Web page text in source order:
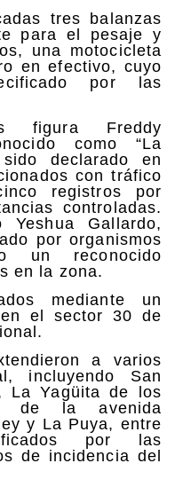
tres balanzas
para el pesaje y
una motocicleta
en efectivo, cuyo
por las
figura Freddy
como “La
declarado en
con tráfico
registros por
controladas.
Yeshua Gallardo,
por organismos
un reconocido
en la zona.
mediante un
el sector 30 de
a varios
incluyendo San
La Yagüita de los
de la avenida
y La Puya, entre
por las
de incidencia del